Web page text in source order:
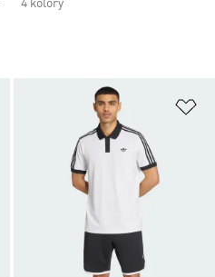
4 kolory
Dodaj do listy życzeń